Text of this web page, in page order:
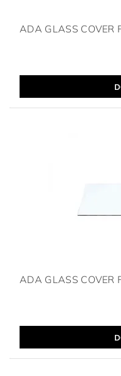
ADA GLASS COVER
ADA GLASS COVER